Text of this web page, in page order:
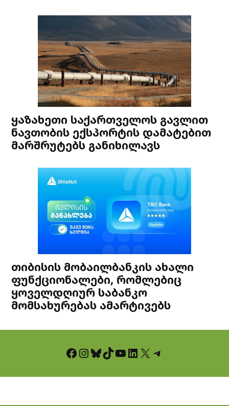
ყაზახეთი საქართველოს გავლით
ნავთობის ექსპორტის დამატებით
მარშრუტებს განიხილავს
თიბისის მობაილბანკის ახალი
ფუნქციონალები, რომლებიც
ყოველდღიურ საბანკო
მომსახურებას ამარტივებს
Facebook InstagramBluesky TikTok YouTube LinkedIn X Telegram